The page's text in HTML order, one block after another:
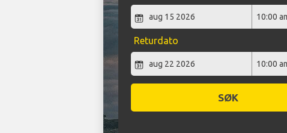
Returdato
SØK